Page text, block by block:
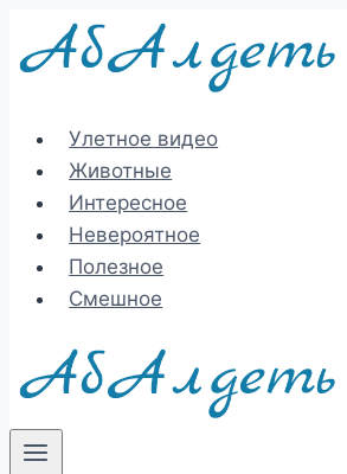
Перейти
Улетное видео
Животные
Интересное
Невероятное
Полезное
Смешное